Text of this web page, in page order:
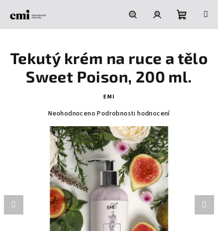
HledatPřihlášeníNákupní
košík
Tekutý krém na ruce a tělo
Sweet Poison, 200 ml.
EMI
Průměrné
produktu
je
0,0
z
5
hvězdiček.
Neohodnoceno Podrobnosti hodnocení